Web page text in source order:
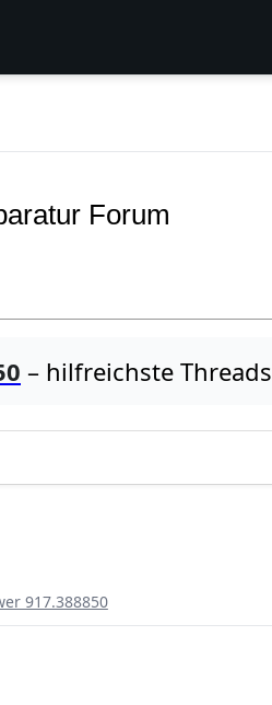
Forum
– hilfreichste Threads
917.388850